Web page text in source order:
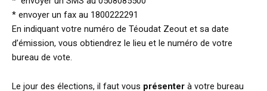
* envoyer un fax au 1800222291
En indiquant votre numéro de Téoudat Zeout et sa date
d’émission, vous obtiendrez le lieu et le numéro de votre
bureau de vote.
Le jour des élections, il faut vous présenter à votre bureau